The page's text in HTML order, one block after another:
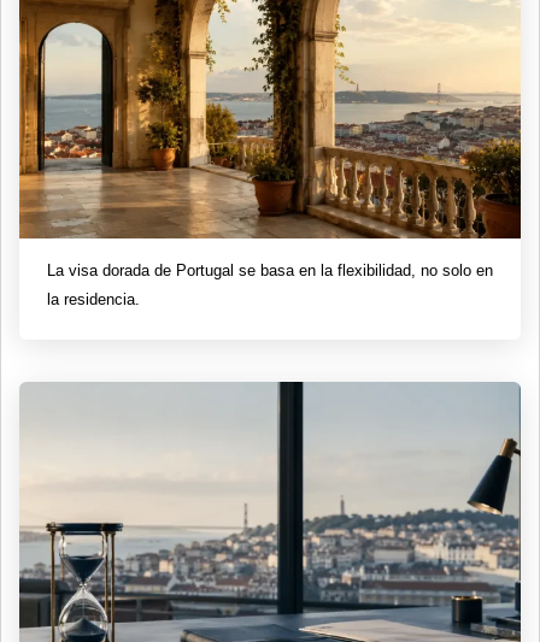
La visa dorada de Portugal se basa en la flexibilidad, no solo en
la residencia.